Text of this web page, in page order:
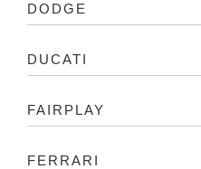
DODGE
DUCATI
FAIRPLAY
FERRARI